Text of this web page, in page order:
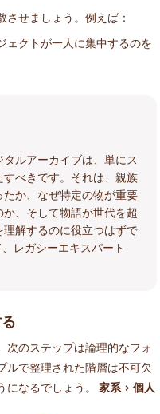
せましょう。例えば：
ェクトが一人に集中するのを
タルアーカイブは、単にス
べきです。それは、親族
か、なぜ特定の物が重要
、そして物語が世代を超
解するのに役立つはずで
レガシーエキスパート
次のステップは論理的なフォ
ルで整理された階層は不可欠
なるでしょう。 家系 > 個人